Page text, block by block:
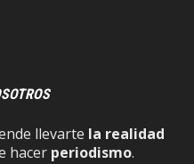
llevarte la realidad
hacer periodismo.